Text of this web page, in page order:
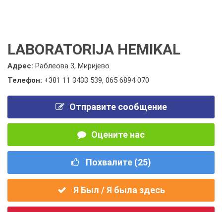
LABORATORIJA HEMIKAL
Адрес: Раблеова 3, Миријево
Телефон: +381 11 3433 539, 065 6894 070
Отправите сообщение
Оцените нас
Похвалите (25)
Я Был / Я была здесь